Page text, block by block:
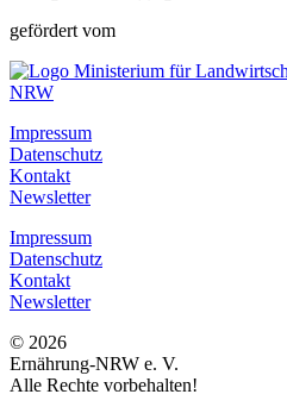
gefördert vom
Impressum
Datenschutz
Kontakt
Newsletter
Impressum
Datenschutz
Kontakt
Newsletter
© 2026
Ernährung-NRW e. V.
Alle Rechte vorbehalten!